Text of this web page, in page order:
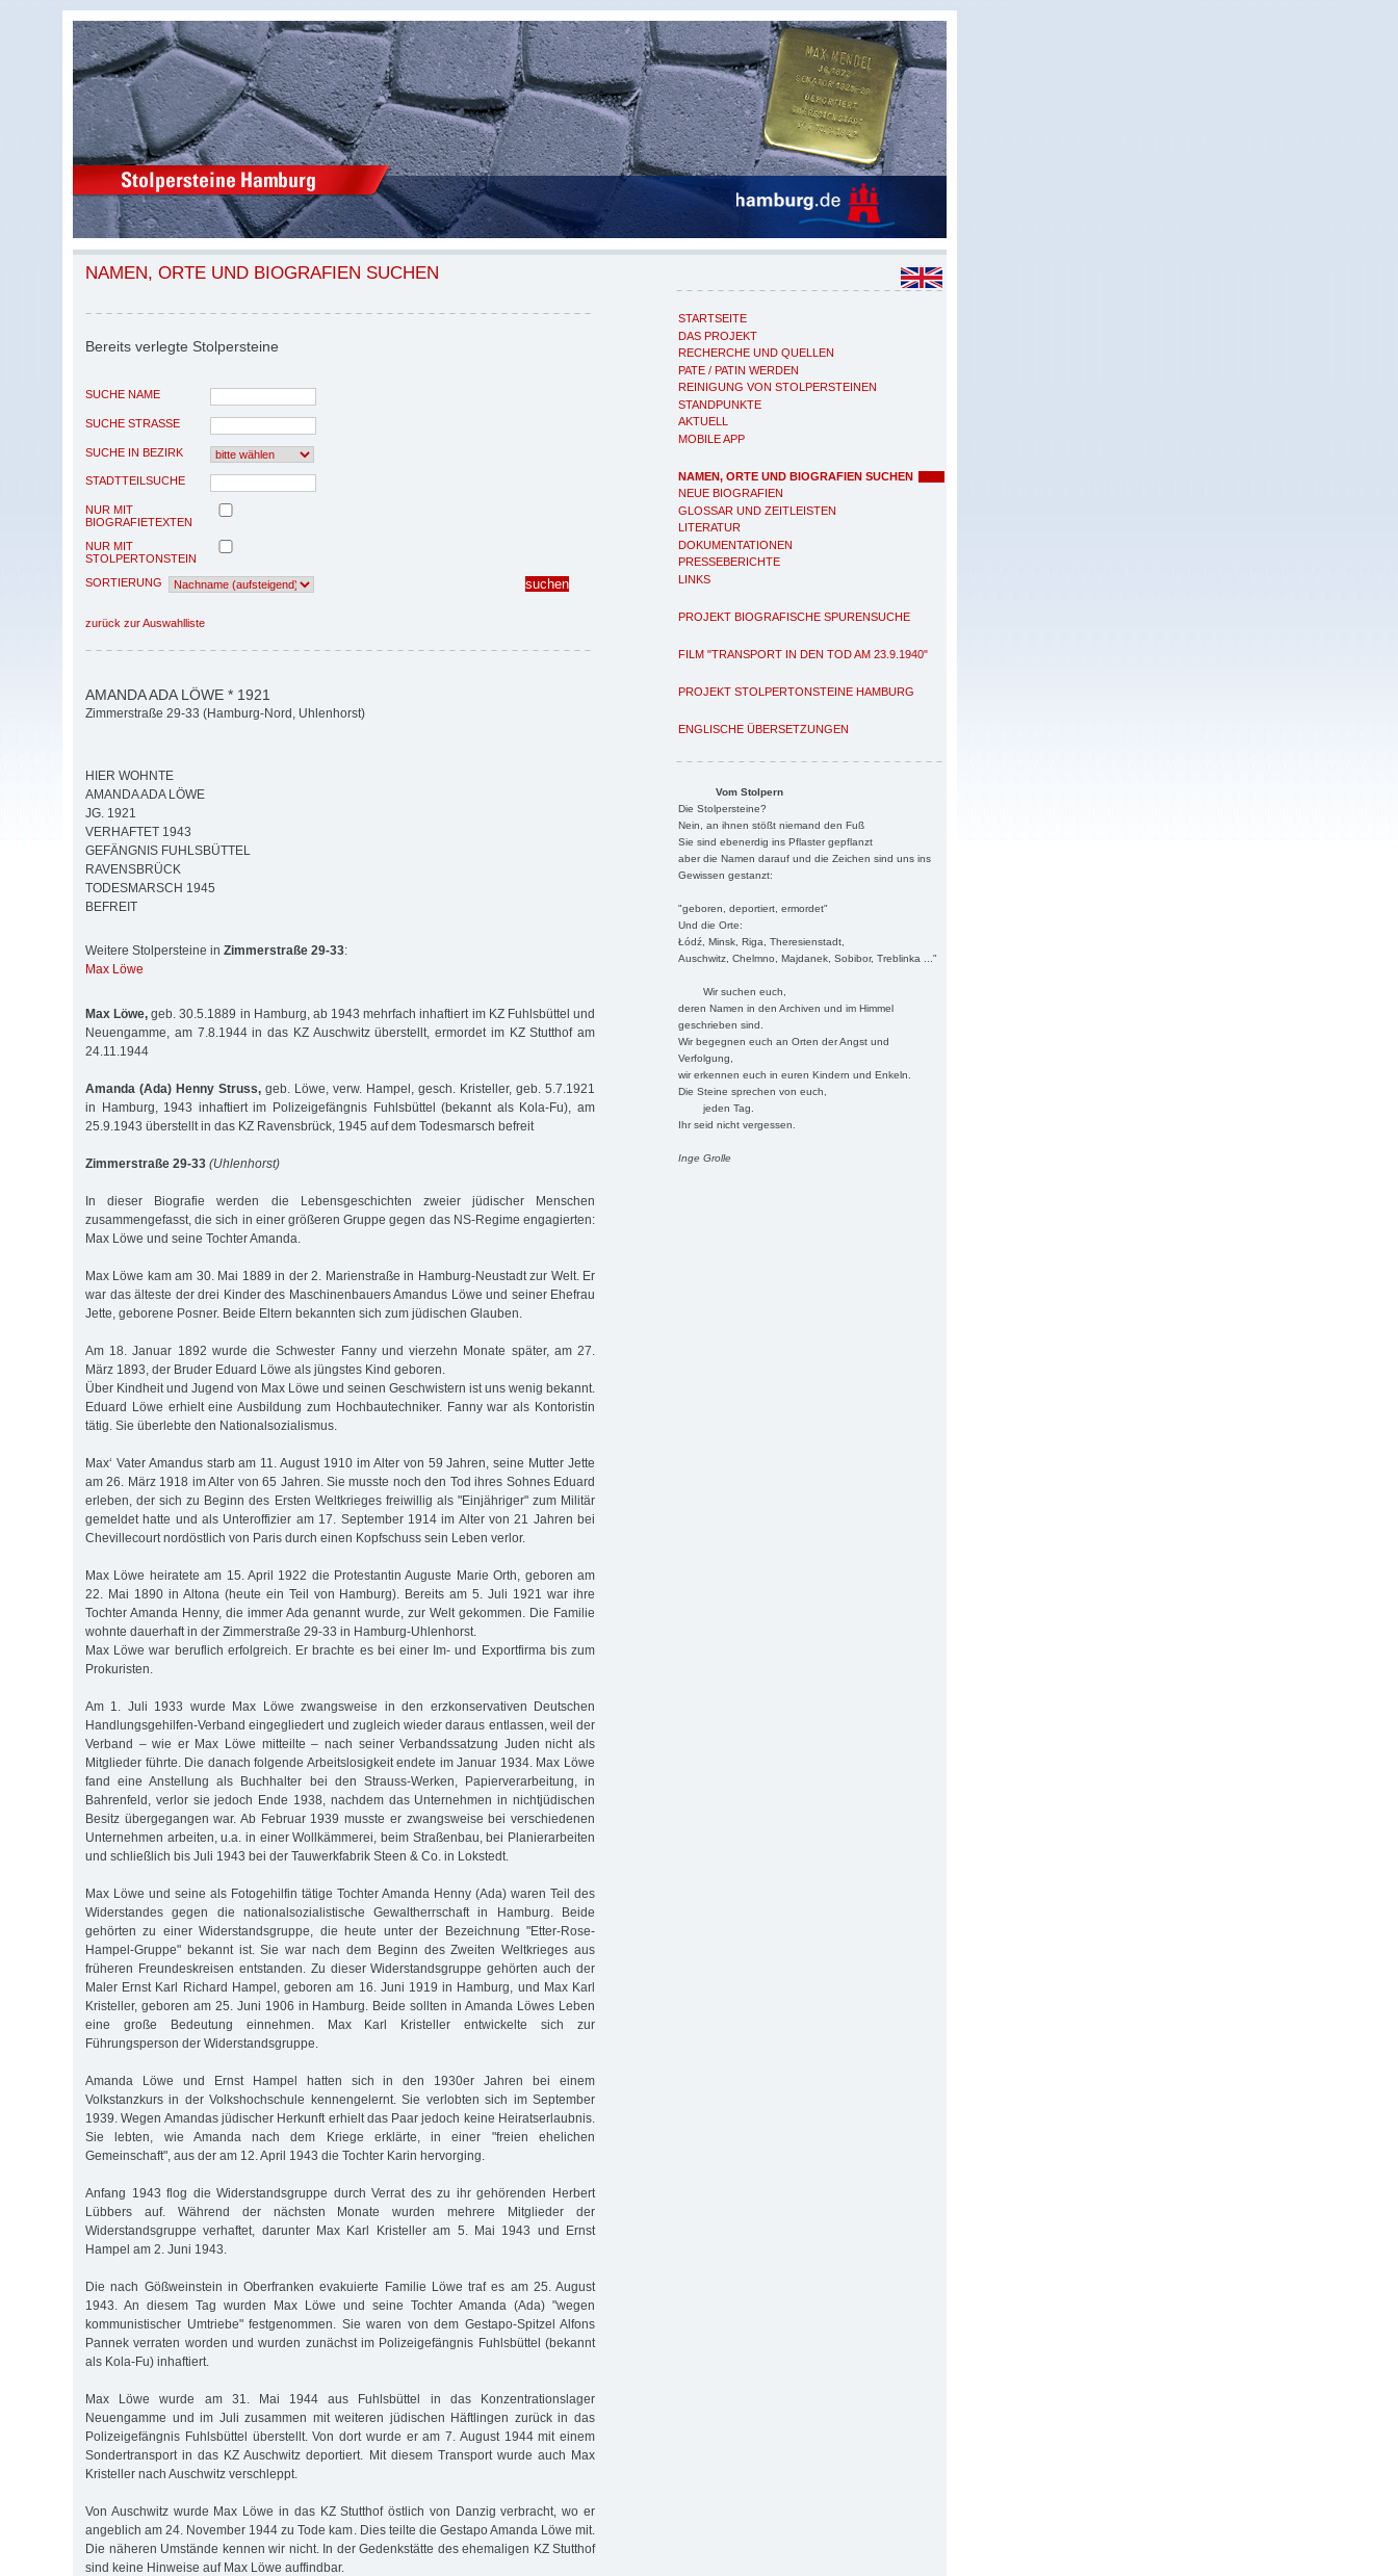
STARTSEITE
DAS PROJEKT
RECHERCHE UND QUELLEN
PATE / PATIN WERDEN
REINIGUNG VON STOLPERSTEINEN
STANDPUNKTE
AKTUELL
MOBILE APP
NAMEN, ORTE UND BIOGRAFIEN SUCHEN
NEUE BIOGRAFIEN
GLOSSAR UND ZEITLEISTEN
LITERATUR
DOKUMENTATIONEN
PRESSEBERICHTE
LINKS
PROJEKT BIOGRAFISCHE SPURENSUCHE
FILM "TRANSPORT IN DEN TOD AM 23.9.1940"
PROJEKT STOLPERTONSTEINE HAMBURG
ENGLISCHE ÜBERSETZUNGEN
Vom Stolpern
Die Stolpersteine?
Nein, an ihnen stößt niemand den Fuß
Sie sind ebenerdig ins Pflaster gepflanzt
aber die Namen darauf und die Zeichen sind uns ins
Gewissen gestanzt:
"geboren, deportiert, ermordet"
Und die Orte:
Łódź, Minsk, Riga, Theresienstadt,
Auschwitz, Chelmno, Majdanek, Sobibor, Treblinka ..."
Wir suchen euch,
deren Namen in den Archiven und im Himmel
geschrieben sind.
Wir begegnen euch an Orten der Angst und
Verfolgung,
wir erkennen euch in euren Kindern und Enkeln.
Die Steine sprechen von euch,
jeden Tag.
Ihr seid nicht vergessen.
Inge Grolle
NAMEN, ORTE UND BIOGRAFIEN SUCHEN
Bereits verlegte Stolpersteine
SUCHE NAME
SUCHE STRASSE
SUCHE IN BEZIRK
STADTTEILSUCHE
NUR MIT
BIOGRAFIETEXTEN
NUR MIT
STOLPERTONSTEIN
SORTIERUNG
zurück zur Auswahlliste
AMANDA ADA LÖWE * 1921
Zimmerstraße 29-33 (Hamburg-Nord, Uhlenhorst)
HIER WOHNTE
AMANDA ADA LÖWE
JG. 1921
VERHAFTET 1943
GEFÄNGNIS FUHLSBÜTTEL
RAVENSBRÜCK
TODESMARSCH 1945
BEFREIT
Weitere Stolpersteine in Zimmerstraße 29-33:
Max Löwe
Max Löwe, geb. 30.5.1889 in Hamburg, ab 1943 mehrfach inhaftiert im KZ Fuhlsbüttel und
Neuengamme, am 7.8.1944 in das KZ Auschwitz überstellt, ermordet im KZ Stutthof am
24.11.1944
Amanda (Ada) Henny Struss, geb. Löwe, verw. Hampel, gesch. Kristeller, geb. 5.7.1921
in Hamburg, 1943 inhaftiert im Polizeigefängnis Fuhlsbüttel (bekannt als Kola-Fu), am
25.9.1943 überstellt in das KZ Ravensbrück, 1945 auf dem Todesmarsch befreit
Zimmerstraße 29-33 (Uhlenhorst)
In dieser Biografie werden die Lebensgeschichten zweier jüdischer Menschen
zusammengefasst, die sich in einer größeren Gruppe gegen das NS-Regime engagierten:
Max Löwe und seine Tochter Amanda.
Max Löwe kam am 30. Mai 1889 in der 2. Marienstraße in Hamburg-Neustadt zur Welt. Er
war das älteste der drei Kinder des Maschinenbauers Amandus Löwe und seiner Ehefrau
Jette, geborene Posner. Beide Eltern bekannten sich zum jüdischen Glauben.
Am 18. Januar 1892 wurde die Schwester Fanny und vierzehn Monate später, am 27.
März 1893, der Bruder Eduard Löwe als jüngstes Kind geboren.
Über Kindheit und Jugend von Max Löwe und seinen Geschwistern ist uns wenig bekannt.
Eduard Löwe erhielt eine Ausbildung zum Hochbautechniker. Fanny war als Kontoristin
tätig. Sie überlebte den Nationalsozialismus.
Max‘ Vater Amandus starb am 11. August 1910 im Alter von 59 Jahren, seine Mutter Jette
am 26. März 1918 im Alter von 65 Jahren. Sie musste noch den Tod ihres Sohnes Eduard
erleben, der sich zu Beginn des Ersten Weltkrieges freiwillig als "Einjähriger" zum Militär
gemeldet hatte und als Unteroffizier am 17. September 1914 im Alter von 21 Jahren bei
Chevillecourt nordöstlich von Paris durch einen Kopfschuss sein Leben verlor.
Max Löwe heiratete am 15. April 1922 die Protestantin Auguste Marie Orth, geboren am
22. Mai 1890 in Altona (heute ein Teil von Hamburg). Bereits am 5. Juli 1921 war ihre
Tochter Amanda Henny, die immer Ada genannt wurde, zur Welt gekommen. Die Familie
wohnte dauerhaft in der Zimmerstraße 29-33 in Hamburg-Uhlenhorst.
Max Löwe war beruflich erfolgreich. Er brachte es bei einer Im- und Exportfirma bis zum
Prokuristen.
Am 1. Juli 1933 wurde Max Löwe zwangsweise in den erzkonservativen Deutschen
Handlungsgehilfen-Verband eingegliedert und zugleich wieder daraus entlassen, weil der
Verband – wie er Max Löwe mitteilte – nach seiner Verbandssatzung Juden nicht als
Mitglieder führte. Die danach folgende Arbeitslosigkeit endete im Januar 1934. Max Löwe
fand eine Anstellung als Buchhalter bei den Strauss-Werken, Papierverarbeitung, in
Bahrenfeld, verlor sie jedoch Ende 1938, nachdem das Unternehmen in nichtjüdischen
Besitz übergegangen war. Ab Februar 1939 musste er zwangsweise bei verschiedenen
Unternehmen arbeiten, u.a. in einer Wollkämmerei, beim Straßenbau, bei Planierarbeiten
und schließlich bis Juli 1943 bei der Tauwerkfabrik Steen & Co. in Lokstedt.
Max Löwe und seine als Fotogehilfin tätige Tochter Amanda Henny (Ada) waren Teil des
Widerstandes gegen die nationalsozialistische Gewaltherrschaft in Hamburg. Beide
gehörten zu einer Widerstandsgruppe, die heute unter der Bezeichnung "Etter-Rose-
Hampel-Gruppe" bekannt ist. Sie war nach dem Beginn des Zweiten Weltkrieges aus
früheren Freundeskreisen entstanden. Zu dieser Widerstandsgruppe gehörten auch der
Maler Ernst Karl Richard Hampel, geboren am 16. Juni 1919 in Hamburg, und Max Karl
Kristeller, geboren am 25. Juni 1906 in Hamburg. Beide sollten in Amanda Löwes Leben
eine große Bedeutung einnehmen. Max Karl Kristeller entwickelte sich zur
Führungsperson der Widerstandsgruppe.
Amanda Löwe und Ernst Hampel hatten sich in den 1930er Jahren bei einem
Volkstanzkurs in der Volkshochschule kennengelernt. Sie verlobten sich im September
1939. Wegen Amandas jüdischer Herkunft erhielt das Paar jedoch keine Heiratserlaubnis.
Sie lebten, wie Amanda nach dem Kriege erklärte, in einer "freien ehelichen
Gemeinschaft", aus der am 12. April 1943 die Tochter Karin hervorging.
Anfang 1943 flog die Widerstandsgruppe durch Verrat des zu ihr gehörenden Herbert
Lübbers auf. Während der nächsten Monate wurden mehrere Mitglieder der
Widerstandsgruppe verhaftet, darunter Max Karl Kristeller am 5. Mai 1943 und Ernst
Hampel am 2. Juni 1943.
Die nach Gößweinstein in Oberfranken evakuierte Familie Löwe traf es am 25. August
1943. An diesem Tag wurden Max Löwe und seine Tochter Amanda (Ada) "wegen
kommunistischer Umtriebe" festgenommen. Sie waren von dem Gestapo-Spitzel Alfons
Pannek verraten worden und wurden zunächst im Polizeigefängnis Fuhlsbüttel (bekannt
als Kola-Fu) inhaftiert.
Max Löwe wurde am 31. Mai 1944 aus Fuhlsbüttel in das Konzentrationslager
Neuengamme und im Juli zusammen mit weiteren jüdischen Häftlingen zurück in das
Polizeigefängnis Fuhlsbüttel überstellt. Von dort wurde er am 7. August 1944 mit einem
Sondertransport in das KZ Auschwitz deportiert. Mit diesem Transport wurde auch Max
Kristeller nach Auschwitz verschleppt.
Von Auschwitz wurde Max Löwe in das KZ Stutthof östlich von Danzig verbracht, wo er
angeblich am 24. November 1944 zu Tode kam. Dies teilte die Gestapo Amanda Löwe mit.
Die näheren Umstände kennen wir nicht. In der Gedenkstätte des ehemaligen KZ Stutthof
sind keine Hinweise auf Max Löwe auffindbar.